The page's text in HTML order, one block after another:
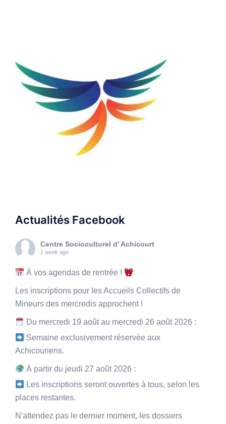
Actualités Facebook
Centre Socioculturel d' Achicourt
1 week ago
À vos agendas de rentrée !
Les inscriptions pour les Accueils Collectifs de
Mineurs des mercredis approchent !
Du mercredi 19 août au mercredi 26 août 2026 :
Semaine exclusivement réservée aux
Achicouriens.
À partir du jeudi 27 août 2026 :
Les inscriptions seront ouvertes à tous, selon les
places restantes.
N'attendez pas le dernier moment, les dossiers